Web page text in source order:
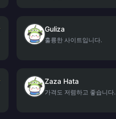
Guliza
훌륭한 사이트입니다.
Zaza Hata
가격도 저렴하고 좋습니다.